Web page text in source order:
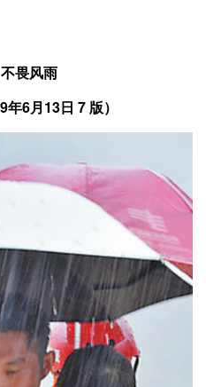
畏风雨
年6月13日 7 版）